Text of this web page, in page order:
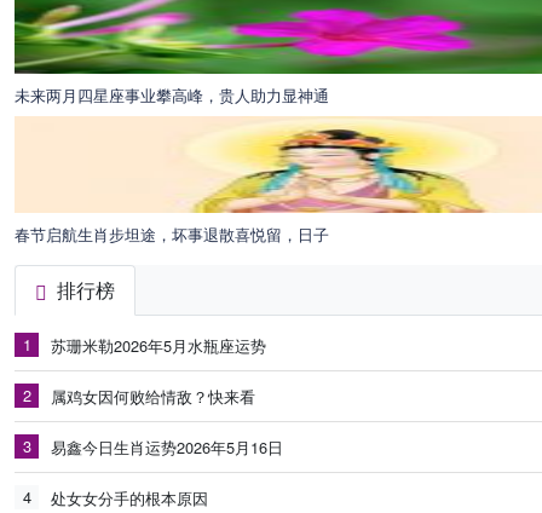
未来两月四星座事业攀高峰，贵人助力显神通
春节启航生肖步坦途，坏事退散喜悦留，日子
排行榜
1 苏珊米勒2026年5月水瓶座运势
2 属鸡女因何败给情敌？快来看
3 易鑫今日生肖运势2026年5月16日
4 处女女分手的根本原因